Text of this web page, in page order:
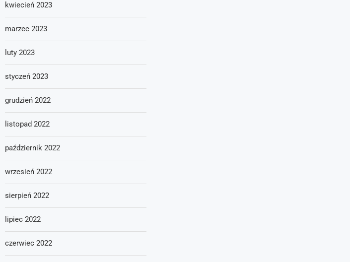
kwiecień 2023
marzec 2023
luty 2023
styczeń 2023
grudzień 2022
listopad 2022
październik 2022
wrzesień 2022
sierpień 2022
lipiec 2022
czerwiec 2022